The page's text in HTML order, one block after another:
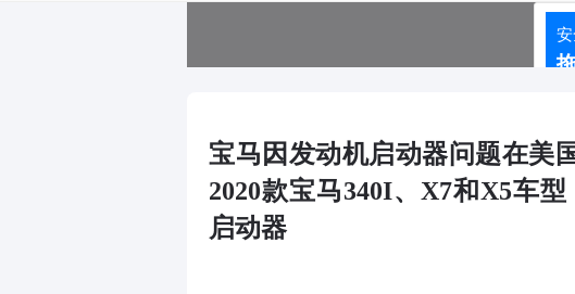
宝马因发动机启动器问题在美
2020款宝马340I、X7和X5车
启动器